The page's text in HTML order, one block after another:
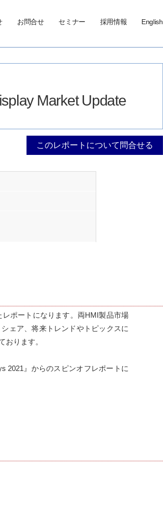
お問合せ セミナー 採用情報 English
Market Update
このレポートについて問合せる
ポートになります。両HMI製品市場
ェア、将来トレンドやトピックスに
おります。
2021』からのスピンオフレポートに